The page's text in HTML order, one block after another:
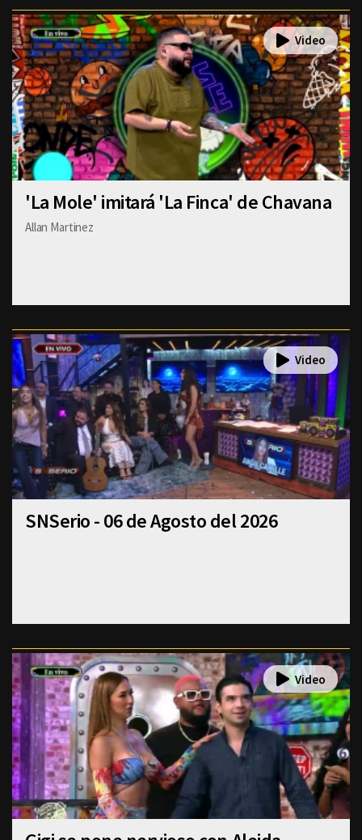
'La Mole' imitará 'La Finca' de Chavana
Allan Martinez
SNSerio - 06 de Agosto del 2026